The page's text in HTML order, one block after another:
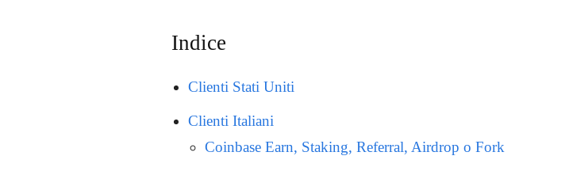
Indice
Clienti Stati Uniti
Clienti Italiani
Coinbase Earn, Staking, Referral, Airdrop o Fork